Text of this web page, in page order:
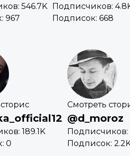
546.7K
967
Подписчиков:
Подписок: 668
189.1K
0
Смотреть
@d_moroz
Подписчиков:
Подписок: